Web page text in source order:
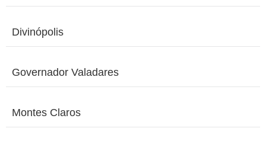
Divinópolis
Governador Valadares
Montes Claros